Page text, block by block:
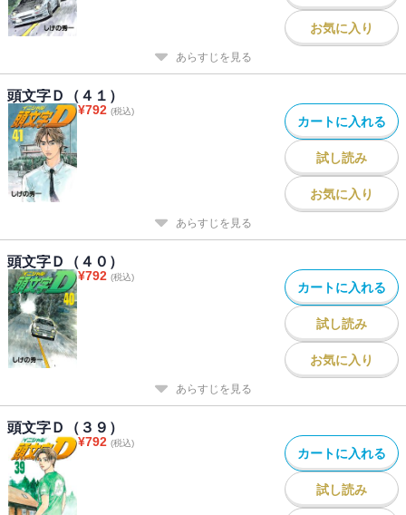
お気に入り
あらすじを見る
頭文字Ｄ（４１）
¥792 (税込)
カートに入れる
試し読み
お気に入り
あらすじを見る
頭文字Ｄ（４０）
¥792 (税込)
カートに入れる
試し読み
お気に入り
あらすじを見る
頭文字Ｄ（３９）
¥792 (税込)
カートに入れる
試し読み